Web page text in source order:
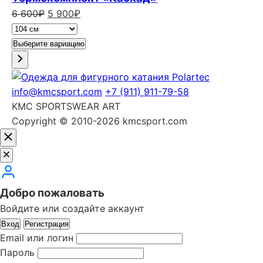
6 600₽ Первоначальная
цена
составляла
5 900₽Текущая
5
Выберите вариацию
info@kmcsport.com +7 (911) 911-79-58
KMC SPORTSWEAR ART
Copyright © 2010-2026 kmcsport.com
Добро пожаловать
Войдите или создайте аккаунт
Вход Регистрация
Email или логин
Пароль